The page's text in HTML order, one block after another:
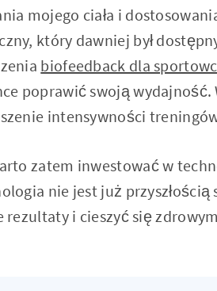
mojego ciała i
który dawniej był
biofeedback dla
poprawić swoją
intensywności
zatem inwestować w
nie jest już
rezultaty i cieszyć się